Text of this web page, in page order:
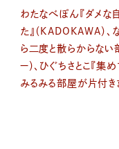
わたなべぽん『ダメな
た』（KADOKAWA）、
ら二度と散らからない
ー）、ひぐちさとこ『
みるみる部屋が片付き